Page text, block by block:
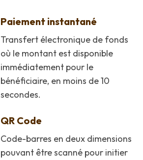
Paiement instantané
Transfert électronique de fonds
où le montant est disponible
immédiatement pour le
bénéficiaire, en moins de 10
secondes.
QR Code
Code-barres en deux dimensions
pouvant être scanné pour initier